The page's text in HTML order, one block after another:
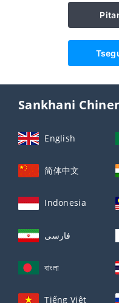
Sankhani
English
简体中文
Indonesia
فارسی
বাংলা
Tiếng Việt